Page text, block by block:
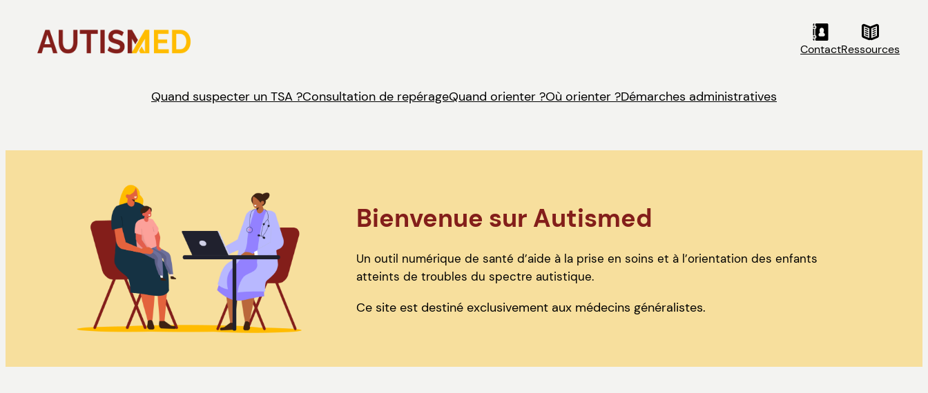
contenu
ContactRessources
Quand suspecter un TSA ?Consultation de repérageQuand orienter ?Où orienter ?Démarches administratives
Bienvenue sur Autismed
Un outil numérique de santé d’aide à la prise en soins et à l’orientation des enfants
atteints de troubles du spectre autistique.
Ce site est destiné exclusivement aux médecins généralistes.